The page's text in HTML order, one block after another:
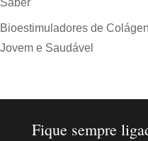
Saber
Bioestimuladores de
Jovem e Saudável
Fique sempre